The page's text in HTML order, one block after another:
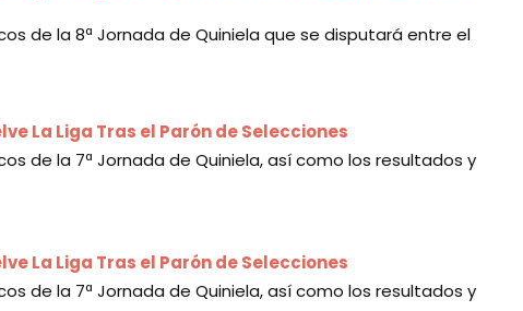
de la 8ª Jornada de Quiniela que se disputará entre el
La Liga Tras el Parón de Selecciones
de la 7ª Jornada de Quiniela, así como los resultados y
La Liga Tras el Parón de Selecciones
de la 7ª Jornada de Quiniela, así como los resultados y